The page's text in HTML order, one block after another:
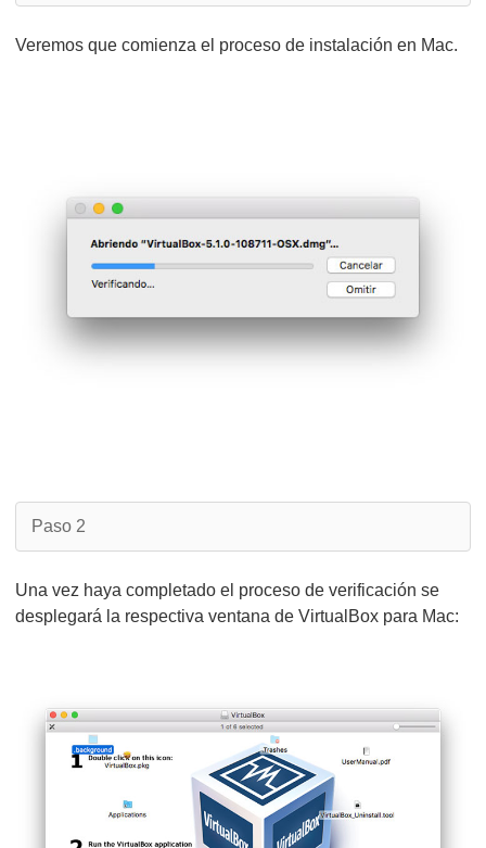
Veremos que comienza el proceso de instalación en Mac.
Paso 2
Una vez haya completado el proceso de verificación se
desplegará la respectiva ventana de VirtualBox para Mac: